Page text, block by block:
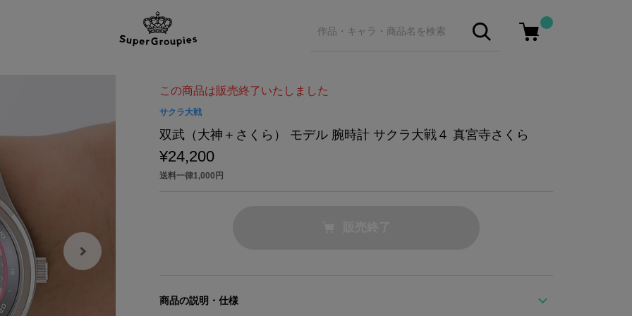
この商品は販売終了いたしました
サクラ大戦
双武（大神＋さくら） モデル 腕時計 サクラ大戦４ 真宮寺さくら
¥24,200
送料一律1,000円
商品の説明・仕様